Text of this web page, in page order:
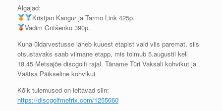
Algajad:
Kristjan Kangur ja Tarmo Link 425p.
Vadim Gritšenko 390p.
Kuna üldarvestusse läheb kuuest etapist vaid viis paremat, siis
otsustavaks saab viimane etapp, mis toimub 5.augustil kell
18.45 Metsajõe discgolfi rajal. Täname Türi Vaksali kohvikut ja
Väätsa Päikseline kohvikut
Kõik tulemused on leitavad siin:
https://discgolfmetrix.com/1255660